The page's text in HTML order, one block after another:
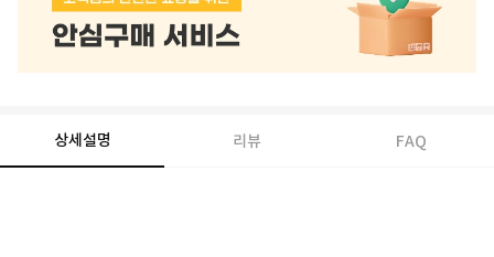
상세설명 리뷰 FAQ